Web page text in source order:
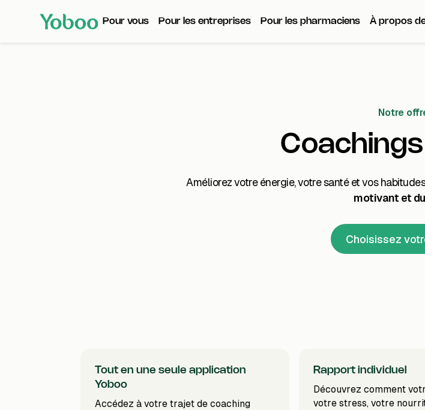
Pour vous Pour les entreprises Pour les pharmaciens À propos
Notre
Améliorez votre énergie, votre santé et vos
motivant et
Choisissez
Tout en une seule application
Yoboo
Accédez à votre trajet de coaching
Rapport individuel
Découvrez comment
votre stress, votre